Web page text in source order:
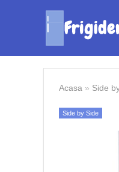
Acasa » Side
Side by Side